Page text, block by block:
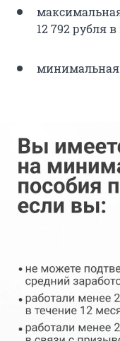
12 792 рубля
минимальная